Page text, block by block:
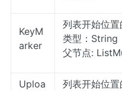
KeyM
arker
列表开始位置
类型：String
父节点:
Uploa
列表开始位置